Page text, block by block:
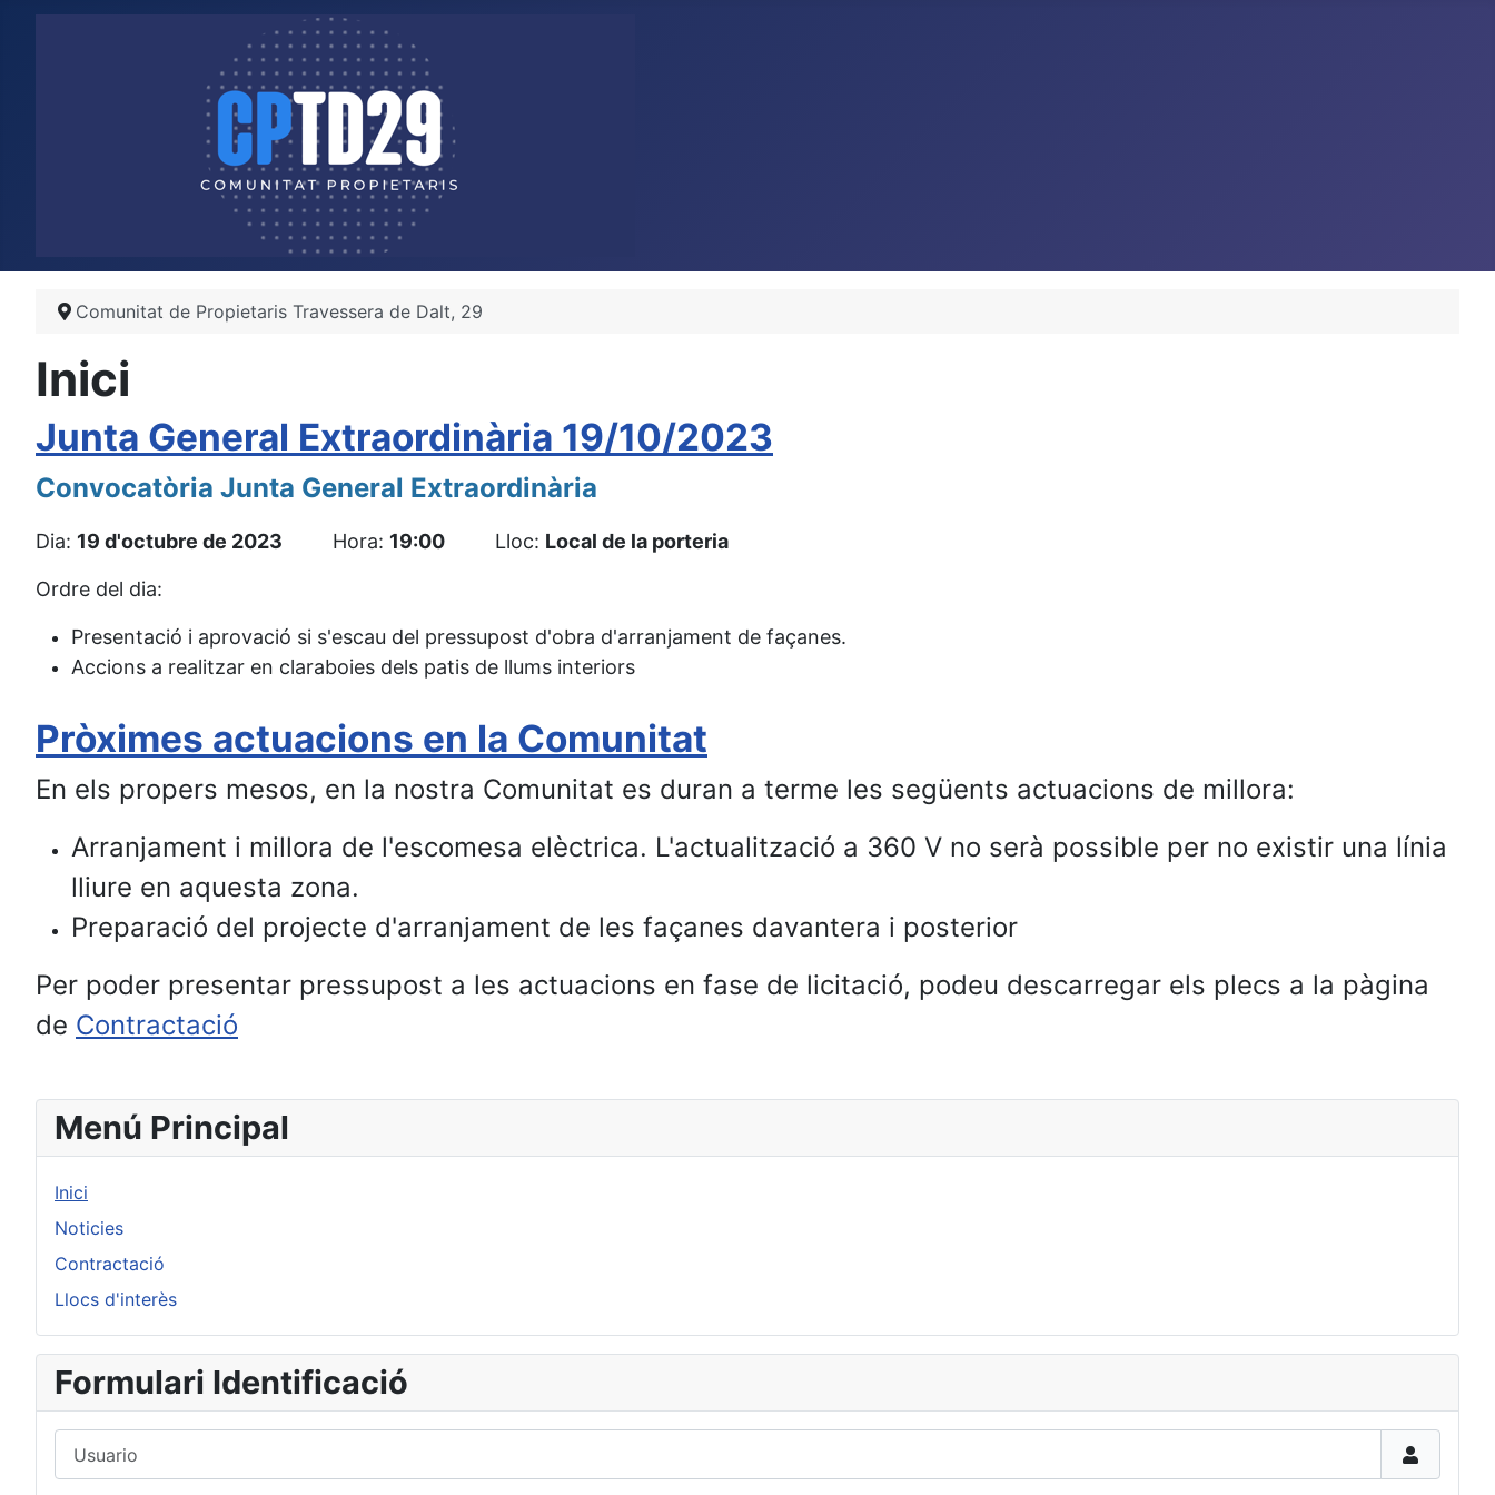
Comunitat de Propietaris Travessera de Dalt, 29
Inici
Junta General Extraordinària 19/10/2023
Convocatòria Junta General Extraordinària
Dia: 19 d'octubre de 2023 Hora: 19:00 Lloc: Local de la porteria
Ordre del dia:
Presentació i aprovació si s'escau del pressupost d'obra d'arranjament de façanes.
Accions a realitzar en claraboies dels patis de llums interiors
Pròximes actuacions en la Comunitat
En els propers mesos, en la nostra Comunitat es duran a terme les següents actuacions de millora:
Arranjament i millora de l'escomesa elèctrica. L'actualització a 360 V no serà possible per no existir una línia
lliure en aquesta zona.
Preparació del projecte d'arranjament de les façanes davantera i posterior
Per poder presentar pressupost a les actuacions en fase de licitació, podeu descarregar els plecs a la pàgina
de Contractació
Menú Principal
Inici
Noticies
Contractació
Llocs d'interès
Formulari Identificació